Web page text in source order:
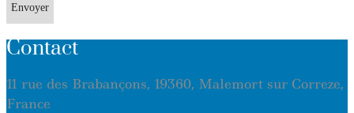
Contact
11 rue des Brabançons, 19360, Malemort sur Correze,
France